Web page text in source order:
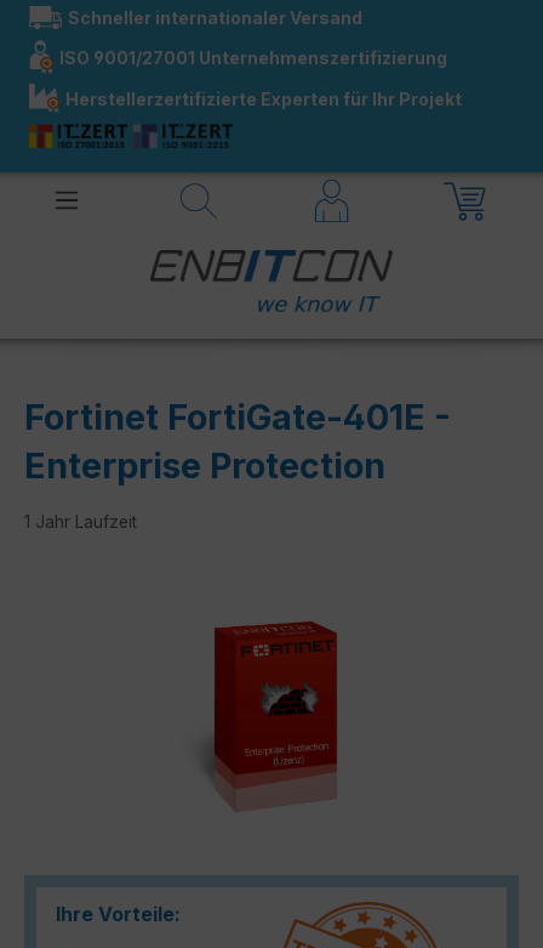
springen
Schneller internationaler Versand
ISO 9001/27001 Unternehmenszertifizierung
Herstellerzertifizierte Experten für Ihr Projekt
Fortinet FortiGate-401E -
Enterprise Protection
1 Jahr Laufzeit
Ihre Vorteile: